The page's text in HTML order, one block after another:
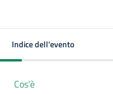
Indice dell'evento
Cos'è